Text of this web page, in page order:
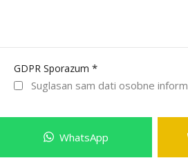
GDPR Sporazum *
Suglasan sam dati osobne
WhatsApp